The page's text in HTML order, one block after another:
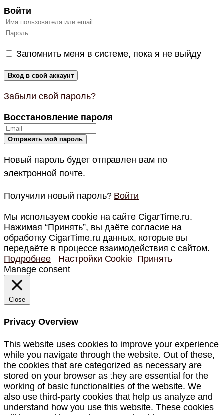
Войти
Запомнить меня в системе, пока я не выйду
Забыли свой пароль?
Восстановление пароля
Новый пароль будет отправлен вам по
электронной почте.
Получили новый пароль? Войти
Мы используем cookie на сайте CigarTime.ru.
Нажимая “Принять”, вы даёте согласие на
обработку CigarTime.ru данных, которые вы
передаёте в процессе взаимодействия с сайтом.
Подробнее
Настройки Cookie Принять
Manage consent
Close
Privacy Overview
This website uses cookies to improve your experience
while you navigate through the website. Out of these,
the cookies that are categorized as necessary are
stored on your browser as they are essential for the
working of basic functionalities of the website. We
also use third-party cookies that help us analyze and
understand how you use this website. These cookies